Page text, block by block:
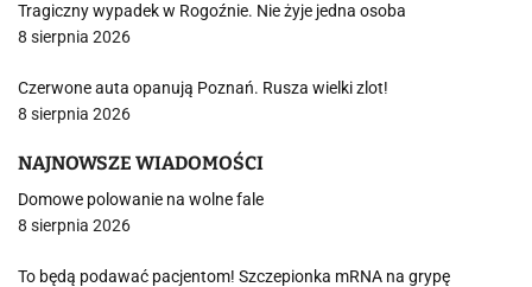
Tragiczny wypadek w Rogoźnie. Nie żyje jedna osoba
8 sierpnia 2026
Czerwone auta opanują Poznań. Rusza wielki zlot!
8 sierpnia 2026
NAJNOWSZE WIADOMOŚCI
Domowe polowanie na wolne fale
8 sierpnia 2026
To będą podawać pacjentom! Szczepionka mRNA na grypę